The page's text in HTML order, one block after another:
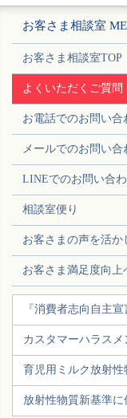
お客さま相談室
お客さま相談室TOP
よくいただくご質問
お電話でのお問い合
メールでのお問い合
LINEでのお問い合
相談室便り
お客さまの声を活か
お客さま満足度向上
『消費者志向自主宣
カスタマーハラス
育児用ミルク放射性
放射性物質新基準に